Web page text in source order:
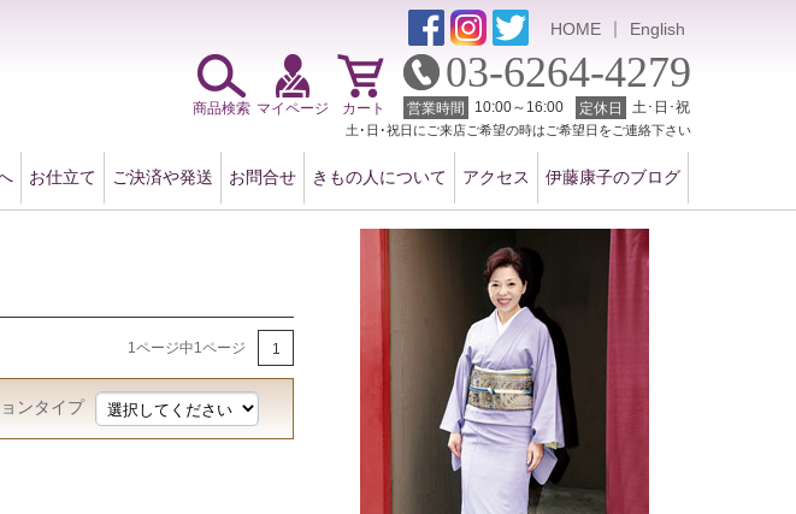
HOME ｜ English
お仕立て ご決済や発送 お問合せ きもの人について アクセス 伊藤康子のブログ
商品検索 マイページ カート
03-6264-4279
営業時間 10:00～16:00 定休日 土･日･祝
土･日･祝日にご来店ご希望の時はご希望日をご連絡下さい
1ページ中1ページ 1
ンタイプ